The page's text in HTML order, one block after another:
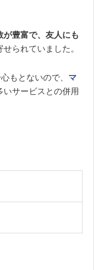
が豊富で、友人にも
られていました。
もとないので、 マ
サービスとの併用